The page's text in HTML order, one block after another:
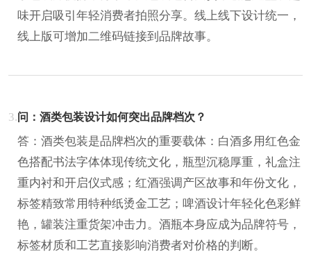
味开启吸引年轻消费者拍照分享。线上线下设计统一，
线上版可增加二维码链接到品牌故事。
3.问：酒类包装设计如何突出品牌档次？
答：酒类包装是品牌档次的重要载体：白酒多用红色金
色搭配书法字体体现传统文化，瓶型沉稳厚重，礼盒注
重内衬和开启仪式感；红酒强调产区故事和年份文化，
标签精致常用特种纸烫金工艺；啤酒设计年轻化色彩鲜
艳，罐装注重货架冲击力。酒瓶本身应成为品牌符号，
标签材质和工艺直接影响消费者对价格的判断。